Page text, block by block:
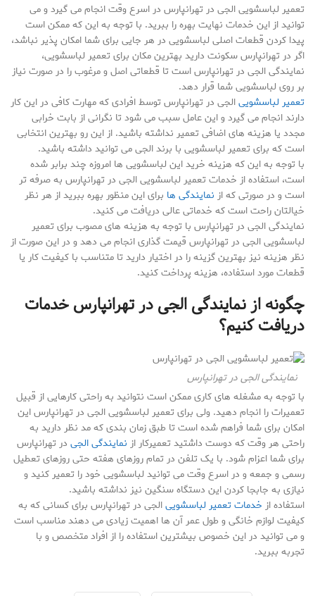
تعمیر لباسشویی الجی در تهرانپارس در اسرع وقت انجام می گیرد و می
توانید از این خدمات نهایت بهره را ببرید. با توجه به این که ممکن است
پیدا کردن قطعات اصلی لباسشویی در هر جایی برای شما امکان پذیر نباشد،
اگر در تهرانپارس سکونت دارید بهترین مکان برای تعمیر لباسشویی،
نمایندگی الجی در تهرانپارس است تا قطعاتی اصل و مرغوب را در صورت نیاز
بر روی لباسشویی شما قرار دهد.
تعمیر لباسشوییالجی در تهرانپارس توسط افرادی که مهارت کافی در این کار
دارند انجام می گیرد و این عامل سبب می شود تا نگرانی از بابت خرابی
مجدد یا هزینه های اضافی تعمیر نداشته باشید. از این رو بهترین انتخابی
است که برای تعمیر لباسشویی با برند الجی می توانید داشته باشید.
با توجه به این که هزینه خرید این لباسشویی ها امروزه چند برابر شده
است، استفاده از خدمات تعمیر لباسشویی الجی در تهرانپارس به صرفه تر
است و در صورتی که از نمایندگی ها برای این منظور بهره ببرید از هر نظر
خیالتان راحت است که خدماتی عالی دریافت می کنید.
نمایندگی الجی در تهرانپارس با توجه به هزینه های مصوب برای تعمیر
لباسشویی الجی در تهرانپارس قیمت گذاری انجام می دهد و در این صورت از
نظر هزینه نیز بهترین گزینه را در اختیار دارید تا متناسب با کیفیت کار یا
قطعات مورد استفاده، هزینه پرداخت کنید.
چگونه از نمایندگی الجی در تهرانپارس خدمات
دریافت کنیم؟
نمایندگی الجی در تهرانپارس
با توجه به مشغله های کاری ممکن است نتوانید به راحتی کارهایی از قبیل
تعمیرات را انجام دهید. ولی برای تعمیر لباسشویی الجی در تهرانپارس این
امکان برای شما فراهم شده است تا طبق زمان بندی که مد نظر دارید به
راحتی هر وقت که دوست داشتید تعمیرکار از نمایندگی الجی در تهرانپارس
برای شما اعزام شود. با یک تلفن در تمام روزهای هفته حتی روزهای تعطیل
رسمی و جمعه و در اسرع وقت می توانید لباسشویی خود را تعمیر کنید و
نیازی به جابجا کردن این دستگاه سنگین نیز نداشته باشید.
استفاده از خدمات تعمیر لباسشوییالجی در تهرانپارس برای کسانی که به
کیفیت لوازم خانگی و طول عمر آن ها اهمیت زیادی می دهند مناسب است
و می توانید در این خصوص بیشترین استفاده را از افراد متخصص و با
تجربه ببرید.